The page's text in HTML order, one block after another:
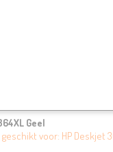
Geel
geschikt voor: HP Deskjet